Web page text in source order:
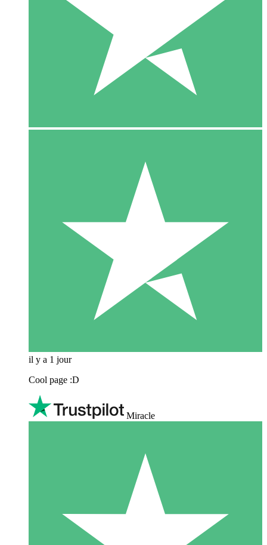
il y a 1 jour
Cool page :D
Miracle